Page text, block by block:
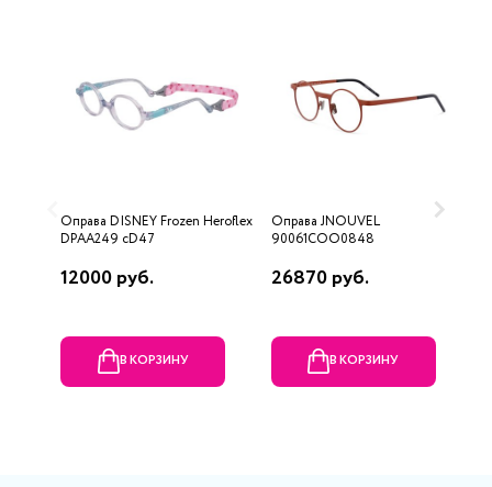
Оправа DISNEY Frozen Heroflex
DPAA249 cD47
12000 руб.
В КОРЗИНУ
Оправа JNOUVEL
90061COO0848
26870 руб.
В КОРЗИНУ